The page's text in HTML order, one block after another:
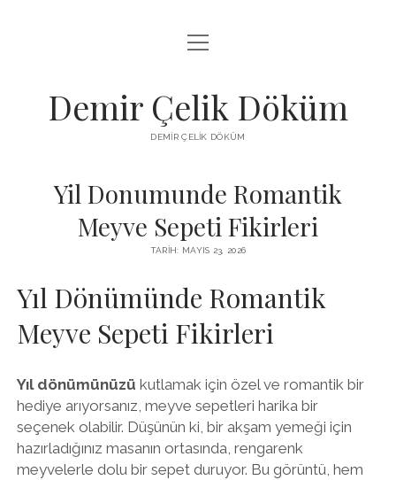
LISTE
ŞIFRESIZ INSTAGRAM BEĞENI KASMA
menüyü
aç
Demir Çelik Döküm
DEMIR ÇELIK DÖKÜM
Yil Donumunde Romantik
Meyve Sepeti Fikirleri
TARIH: MAYIS 23, 2026
Yıl Dönümünde Romantik
Meyve Sepeti Fikirleri
Yıl dönümünüzü kutlamak için özel ve romantik bir
hediye arıyorsanız, meyve sepetleri harika bir
seçenek olabilir. Düşünün ki, bir akşam yemeği için
hazırladığınız masanın ortasında, rengarenk
meyvelerle dolu bir sepet duruyor. Bu görüntü, hem